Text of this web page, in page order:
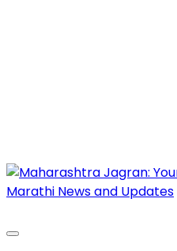
Maharashtra Jagran :